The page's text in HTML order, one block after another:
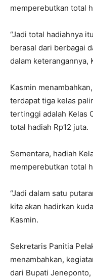
memperebutkan total
“Jadi total hadiahnya
berasal dari berbagai
dalam keterangannya,
Kasmin
terdapat tiga kelas
tertinggi adalah Kelas
total hadiah Rp12 juta.
Sementara, hadiah
memperebutkan total
“Jadi dalam satu
kita akan hadirkan
Kasmin.
Sekretaris Panitia
menambahkan,
dari Bupati Jeneponto,